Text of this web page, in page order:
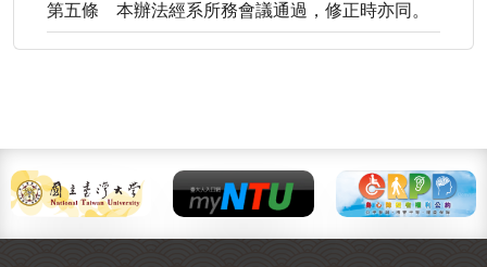
第五條 本辦法經系所務會議通過，修正時亦同。